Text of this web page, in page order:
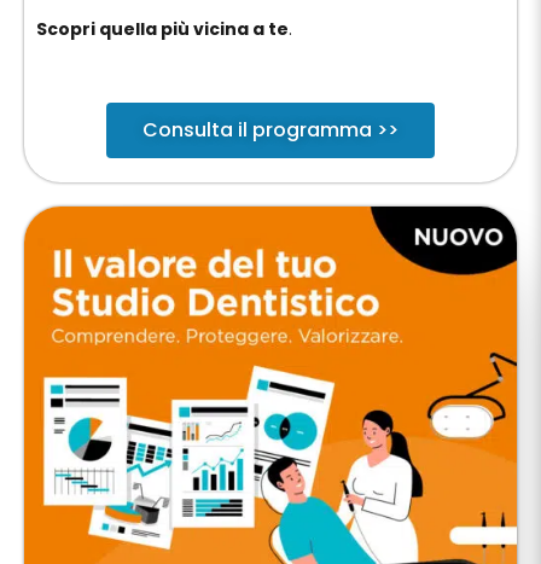
Scopri quella più vicina a te.
Consulta il programma >>